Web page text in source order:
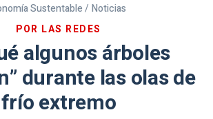
Sustentable / Noticias
POR LAS REDES
algunos árboles
durante las olas de
frío extremo